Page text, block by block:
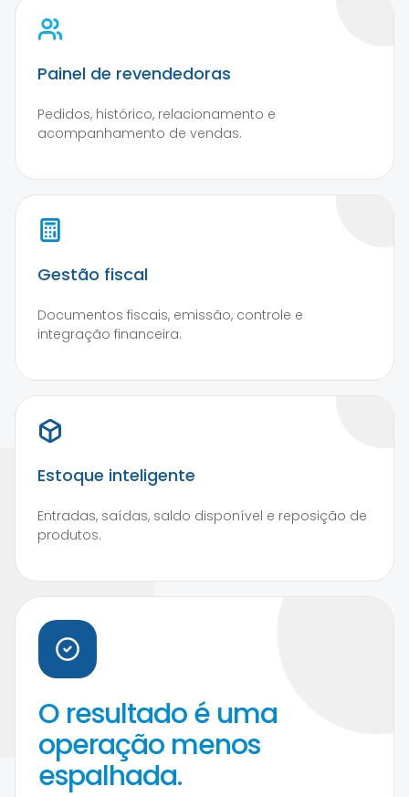
Painel de revendedoras
Pedidos, histórico, relacionamento e
acompanhamento de vendas.
Gestão fiscal
Documentos fiscais, emissão, controle e
integração financeira.
Estoque inteligente
Entradas, saídas, saldo disponível e reposição de
produtos.
O resultado é uma
operação menos
espalhada.